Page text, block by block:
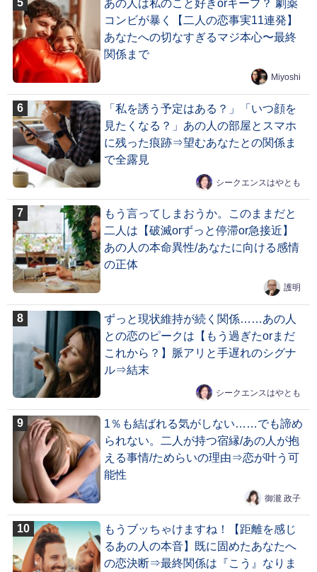
あの人は私のこと好きorキープ？ 劇薬
コンビが暴く【二人の恋事実11連発】
あなたへの切なすぎるマジ本心〜最終
関係まで
Miyoshi
「私を誘う予定はある？」「いつ顔を
見たくなる？」あの人の部屋とスマホ
に残った痕跡⇒望むあなたとの関係ま
で全露見
シークエンスはやとも
もう言ってしまおうか。このままだと
二人は【破滅orずっと停滞or急接近】
あの人の本命異性/あなたに向ける感情
の正体
護明
ずっと現状維持が続く関係……あの人
との恋のピークは【もう過ぎたorまだ
これから？】脈アリと手遅れのシグナ
ル⇒結末
シークエンスはやとも
1％も結ばれる気がしない……でも諦め
られない。二人が持つ宿縁/あの人が抱
える事情/ためらいの理由⇒恋が叶う可
能性
御瀧 政子
もうブッちゃけますね！【距離を感じ
るあの人の本音】既に固めたあなたへ
の恋決断⇒最終関係は『こう』なりま